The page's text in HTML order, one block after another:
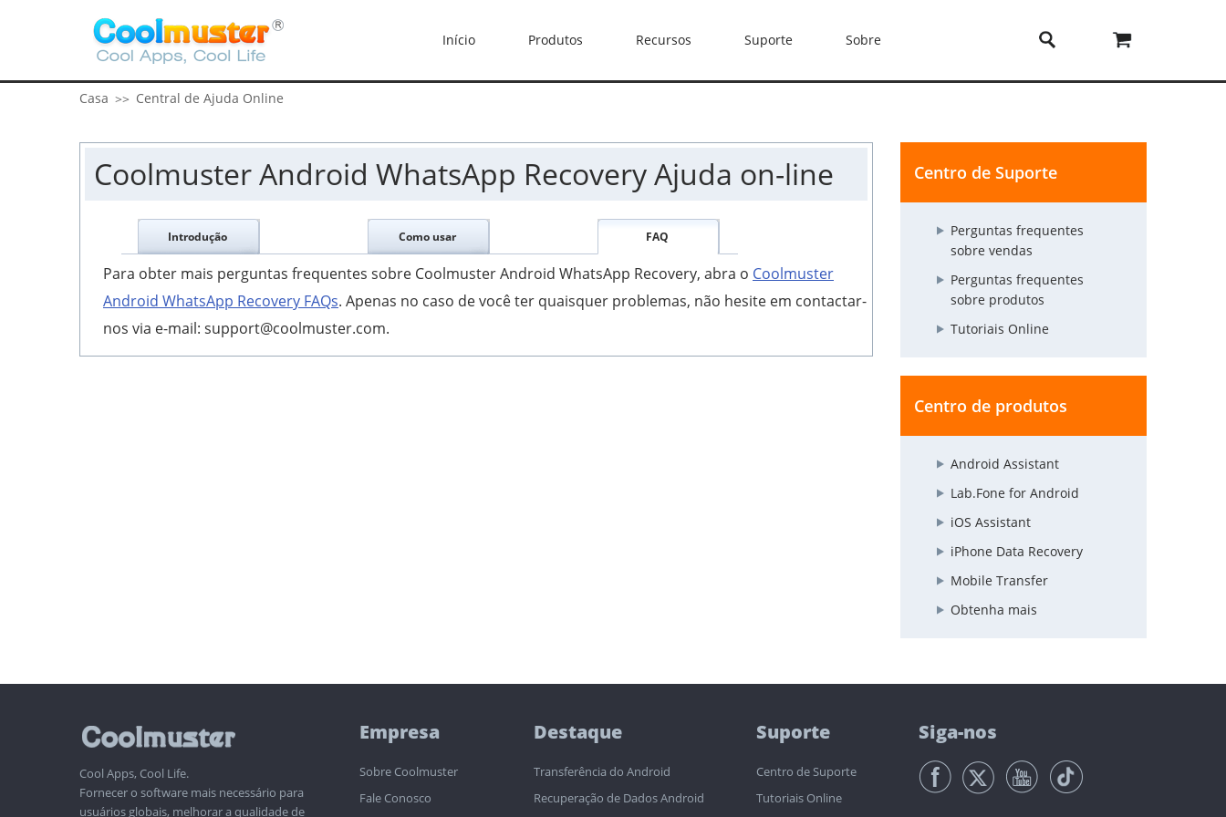
Início Produtos Recursos Suporte Sobre
Casa >> Central de Ajuda Online
Coolmuster Android WhatsApp Recovery Ajuda on-line
Introdução Como usar FAQ
Para obter mais perguntas frequentes sobre Coolmuster Android WhatsApp Recovery, abra o Coolmuster
Android WhatsApp Recovery FAQs. Apenas no caso de você ter quaisquer problemas, não hesite em contactar-
nos via e-mail: support@coolmuster.com.
Centro de Suporte
Perguntas frequentes
sobre vendas
Perguntas frequentes
sobre produtos
Tutoriais Online
Centro de produtos
Android Assistant
Lab.Fone for Android
iOS Assistant
iPhone Data Recovery
Mobile Transfer
Obtenha mais
Cool Apps, Cool Life.
Fornecer o software mais necessário para
usuários globais, melhorar a qualidade de
Empresa
Sobre Coolmuster
Fale Conosco
Destaque
Transferência do Android
Recuperação de Dados Android
Suporte
Centro de Suporte
Tutoriais Online
Siga-nos